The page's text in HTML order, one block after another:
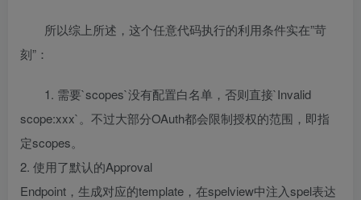
所以综上所述，这个任意代码执行的利用条件实在”苛
刻”：
1. 需要`scopes`没有配置白名单，否则直接`Invalid
scope:xxx`。不过大部分OAuth都会限制授权的范围，即指
定scopes。
2. 使用了默认的Approval
Endpoint，生成对应的template，在spelview中注入spel表达